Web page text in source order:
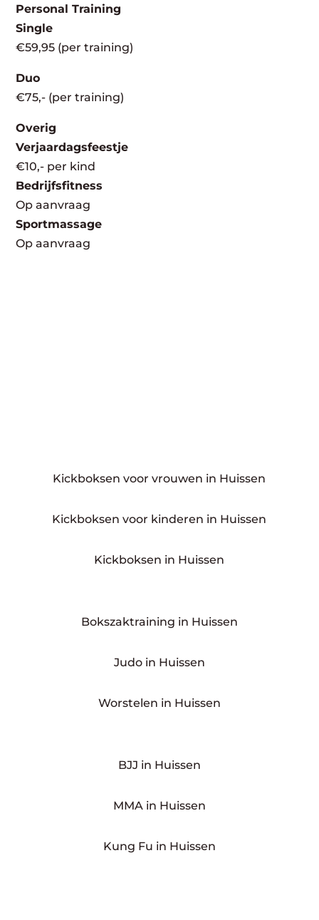
Personal Training
Single
€59,95 (per training)
Duo
€75,- (per training)
Overig
Verjaardagsfeestje
€10,- per kind
Bedrijfsfitness
Op aanvraag
Sportmassage
Op aanvraag
Kickboksen voor vrouwen in Huissen
Kickboksen voor kinderen in Huissen
Kickboksen in Huissen
Bokszaktraining in Huissen
Judo in Huissen
Worstelen in Huissen
BJJ in Huissen
MMA in Huissen
Kung Fu in Huissen